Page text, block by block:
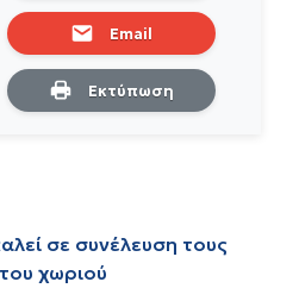
Email
Εκτύπωση
σε συνέλευση τους
χωριού